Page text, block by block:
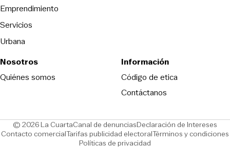
Emprendimiento
Servicios
Urbana
Nosotros
Quiénes somos
Información
Código de eticaOpens in new
Contáctanos
© 2026 La CuartaCanal de denunciasOpens in new window
Declaración de Intereses
Contacto comercialOpens in new window
Tarifas publicidad electoralOpens in new window
Términos y condiciones
Políticas de privacidad